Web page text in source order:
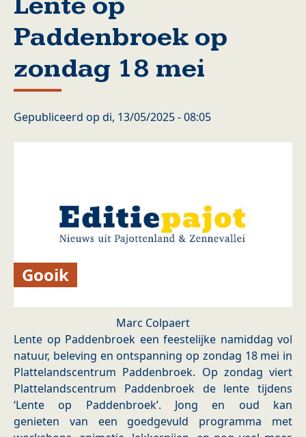
Paddenbroek op
zondag 18 mei
Gepubliceerd op di, 13/05/2025 - 08:05
Gooik
Marc Colpaert
Lente op Paddenbroek een feestelijke namiddag vol
natuur, beleving en ontspanning op zondag 18 mei in
Plattelandscentrum Paddenbroek. Op zondag viert
Plattelandscentrum Paddenbroek de lente tijdens
‘Lente op Paddenbroek’. Jong en oud kan
genieten van een goedgevuld programma met